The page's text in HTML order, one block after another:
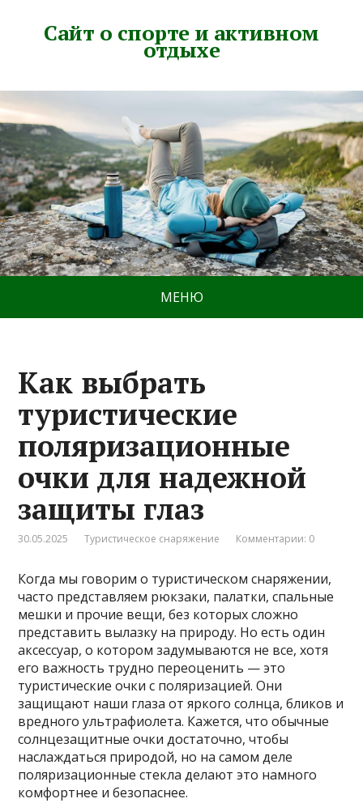
Сайт о спорте и активном
отдыхе
МЕНЮ
Как выбрать
туристические
поляризационные
очки для надежной
защиты глаз
30.05.2025 Туристическое снаряжение Комментарии: 0
Когда мы говорим о туристическом снаряжении,
часто представляем рюкзаки, палатки, спальные
мешки и прочие вещи, без которых сложно
представить вылазку на природу. Но есть один
аксессуар, о котором задумываются не все, хотя
его важность трудно переоценить — это
туристические очки с поляризацией. Они
защищают наши глаза от яркого солнца, бликов и
вредного ультрафиолета. Кажется, что обычные
солнцезащитные очки достаточно, чтобы
наслаждаться природой, но на самом деле
поляризационные стекла делают это намного
комфортнее и безопаснее.